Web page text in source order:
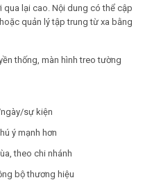
lại cao. Nội dung có thể cập
quản lý tập trung từ xa bằng
thống, màn hình treo tường
sự kiện
ý mạnh hơn
theo chi nhánh
bộ thương hiệu